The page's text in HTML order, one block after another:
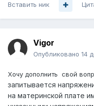
Вставить ник
Vigor
Опубликовано 14
Хочу дополнить свой
запитывается
на материнской плате